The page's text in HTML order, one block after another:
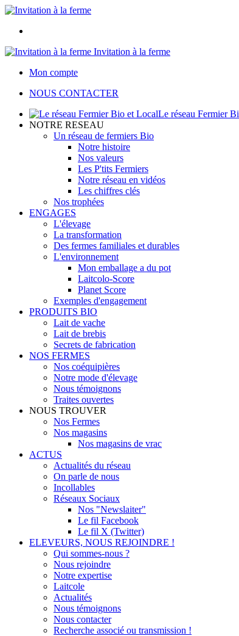
Invitation à la ferme
Mon compte
NOUS CONTACTER
Le réseau Fermier
NOTRE RESEAU
Un réseau de fermiers Bio
Notre histoire
Nos valeurs
Les P'tits Fermiers
Notre réseau en vidéos
Les chiffres clés
Nos trophées
ENGAGES
L'élevage
La transformation
Des fermes familiales et durables
L'environnement
Mon emballage a du pot
Laitcolo-Score
Planet Score
Exemples d'engagement
PRODUITS BIO
Lait de vache
Lait de brebis
Secrets de fabrication
NOS FERMES
Nos coéquipières
Notre mode d'élevage
Nous témoignons
Traites ouvertes
NOUS TROUVER
Nos Fermes
Nos magasins
Nos magasins de vrac
ACTUS
Actualités du réseau
On parle de nous
Incollables
Réseaux Sociaux
Nos "Newslaiter"
Le fil Facebook
Le fil X (Twitter)
ELEVEURS, NOUS REJOINDRE !
Qui sommes-nous ?
Nous rejoindre
Notre expertise
Laitcole
Actualités
Nous témoignons
Nous contacter
Recherche associé ou transmission !